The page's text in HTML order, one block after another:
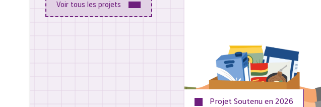
Voir tous les projets
Projet Soutenu en 2026